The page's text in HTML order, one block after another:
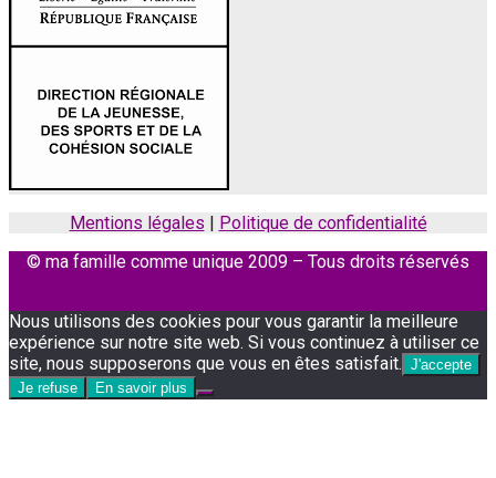
Mentions légales | Politique de confidentialité
© ma famille comme unique 2009 – Tous droits réservés
Nous utilisons des cookies pour vous garantir la meilleure
expérience sur notre site web. Si vous continuez à utiliser ce
site, nous supposerons que vous en êtes satisfait. J'accepte
Je refuse
En savoir plus